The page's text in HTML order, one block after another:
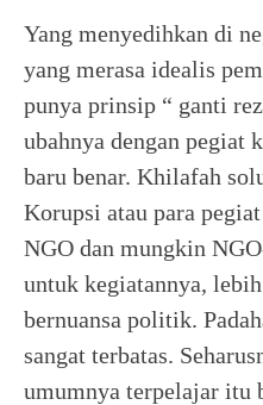
Yang menyedihkan di
yang merasa idealis
punya prinsip “ ganti
ubahnya dengan pegiat
baru benar. Khilafah
Korupsi atau para
NGO dan mungkin
untuk kegiatannya,
bernuansa politik.
sangat terbatas.
umumnya terpelajar itu